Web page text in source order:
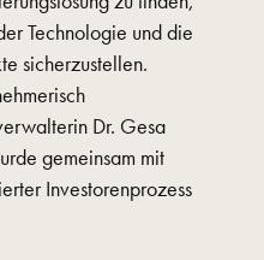
Technologie und die
sicherzustellen.
Dr. Gesa
gemeinsam mit
Investorenprozess